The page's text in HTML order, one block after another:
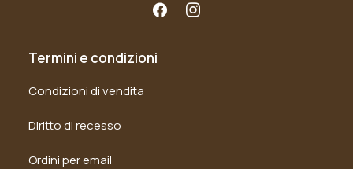
Termini e condizioni
Condizioni di vendita
Diritto di recesso
Ordini per email